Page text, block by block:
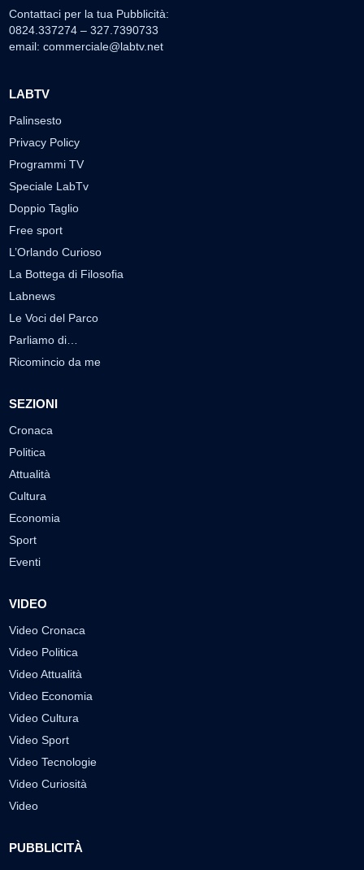
Contattaci per la tua Pubblicità:
0824.337274 – 327.7390733
email: commerciale@labtv.net
LABTV
Palinsesto
Privacy Policy
Programmi TV
Speciale LabTv
Doppio Taglio
Free sport
L’Orlando Curioso
La Bottega di Filosofia
Labnews
Le Voci del Parco
Parliamo di…
Ricomincio da me
SEZIONI
Cronaca
Politica
Attualità
Cultura
Economia
Sport
Eventi
VIDEO
Video Cronaca
Video Politica
Video Attualità
Video Economia
Video Cultura
Video Sport
Video Tecnologie
Video Curiosità
Video
PUBBLICITÀ